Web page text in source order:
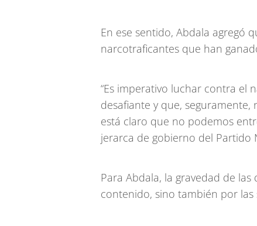
En ese sentido, Abdala agregó
narcotraficantes que han
“Es imperativo luchar contra el
desafiante y que,
está claro que no podemos
jerarca de gobierno del Partido
Para Abdala, la gravedad de
contenido, sino también por las